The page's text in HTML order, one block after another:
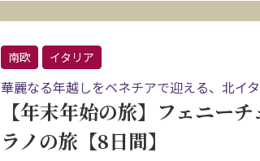
南欧 イタリア
華麗なる年越しをベネチアで迎える、北イ
【年末年始の旅】フェニー
ラノの旅【8日間】